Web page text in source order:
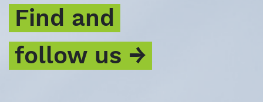
Find and
follow us →